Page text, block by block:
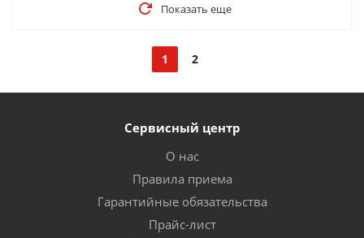
Показать еще
1 2
Сервисный центр
О нас
Правила приема
Гарантийные обязательства
Прайс-лист